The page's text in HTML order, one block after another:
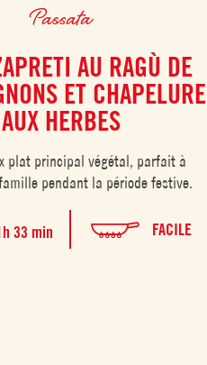
Passata
AU RAGÙ DE
ET CHAPELURE
AUX HERBES
plat principal végétal, parfait à
pendant la période festive.
33 min FACILE